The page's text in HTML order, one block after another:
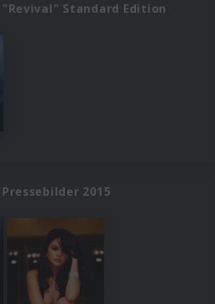
"Revival" Standard Edition
2015